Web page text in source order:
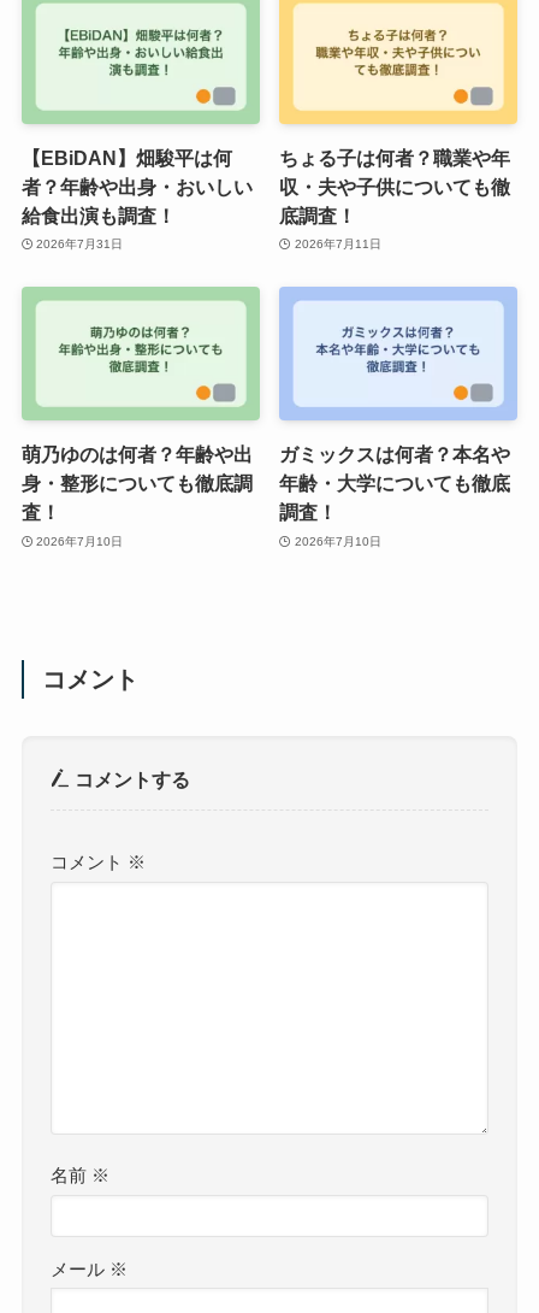
【EBiDAN】畑駿平は何
者？年齢や出身・おいしい
給食出演も調査！
2026年7月31日
ちょる子は何者？職業や年
収・夫や子供についても徹
底調査！
2026年7月11日
萌乃ゆのは何者？年齢や出
身・整形についても徹底調
査！
2026年7月10日
ガミックスは何者？本名や
年齢・大学についても徹底
調査！
2026年7月10日
コメント
コメントする
コメント ※
名前 ※
メール ※